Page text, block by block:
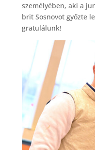
személyében, aki a
brit Sosnovot győzte
gratulálunk!